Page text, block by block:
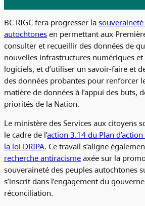
BC RIGC fera progresser la
autochtones en permettant aux
consulter et recueillir des données de
nouvelles infrastructures numériques
logiciels, et d’utiliser un savoir-faire et
des données probantes pour renforcer
matière de données à l’appui des buts,
priorités de la Nation.
Le ministère des Services aux citoyens
le cadre de l’action 3.14 du Plan
la loi DRIPA. Ce travail s’aligne
recherche antiracisme axée sur la
souveraineté des peuples autochtones
s’inscrit dans l’engagement du
réconciliation.